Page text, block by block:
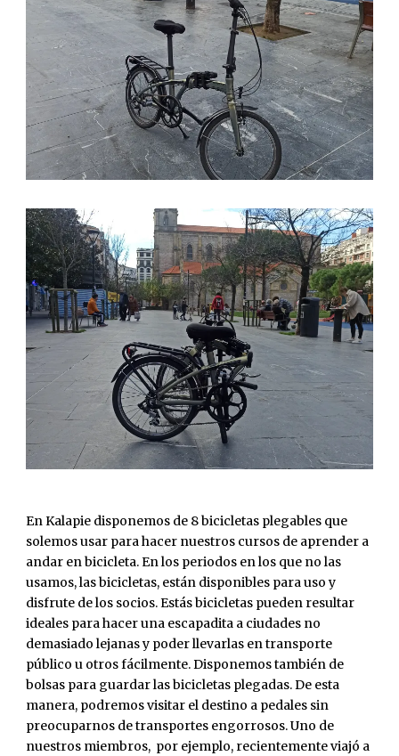
En Kalapie disponemos de 8 bicicletas plegables que
solemos usar para hacer nuestros cursos de aprender a
andar en bicicleta. En los periodos en los que no las
usamos, las bicicletas, están disponibles para uso y
disfrute de los socios. Estás bicicletas pueden resultar
ideales para hacer una escapadita a ciudades no
demasiado lejanas y poder llevarlas en transporte
público u otros fácilmente. Disponemos también de
bolsas para guardar las bicicletas plegadas. De esta
manera, podremos visitar el destino a pedales sin
preocuparnos de transportes engorrosos. Uno de
nuestros miembros, por ejemplo, recientemente viajó a